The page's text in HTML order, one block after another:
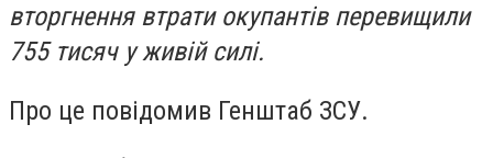
вторгнення втрати окупантів перевищили
755 тисяч у живій силі.
Про це повідомив Генштаб ЗСУ.